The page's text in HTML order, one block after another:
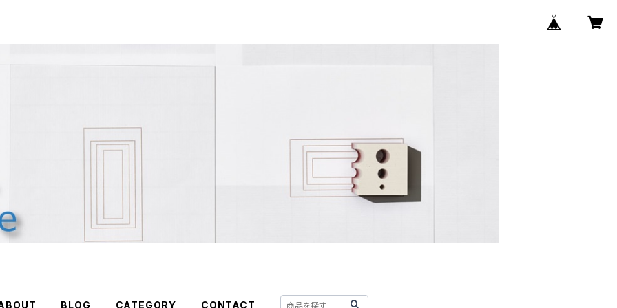
BLOG CATEGORY CONTACT